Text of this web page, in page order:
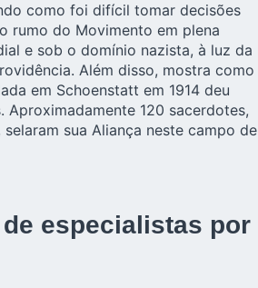
como foi difícil tomar decisões
rumo do Movimento em plena
e sob o domínio nazista, à luz da
Além disso, mostra como
em Schoenstatt em 1914 deu
120 sacerdotes,
sua Aliança neste campo de
especialistas por